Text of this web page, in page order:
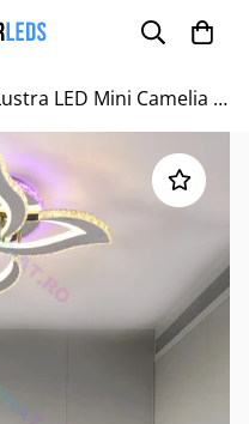
Lustra LED Mini Camelia Cristal RGB Telecomanda Echivalent 400W